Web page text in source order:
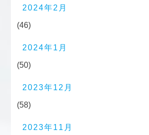
2024年2月
(46)
2024年1月
(50)
2023年12月
(58)
2023年11月